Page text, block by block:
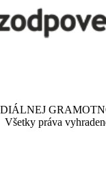
Všetky práva